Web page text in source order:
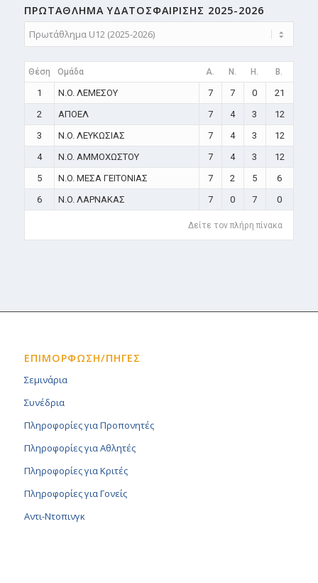
ΠΡΩΤΑΘΛΗMA ΥΔΑΤΟΣΦΑΙΡΙΣΗΣ 2025-2026
Θέση Ομάδα A. N. H. B.
1 N.O. ΛΕΜΕΣΟΥ 7 7 0
21
2
ΑΠΟΕΛ 7 4 3
12
3
N.O. ΛΕΥΚΩΣΙΑΣ 7 4 3
12
4
N.O. ΑΜΜΟΧΩΣΤΟΥ 7 4 3
12
5
N.O. ΜΕΣΑ ΓΕΙΤΟΝΙΑΣ 7 2 5
6
6
N.O. ΛΑΡΝΑΚΑΣ 7 0 7 0
Δείτε τον πλήρη πίνακα
ΕΠΙΜΟΡΦΩΣΗ/ΠΗΓΕΣ
Σεμινάρια
Συνέδρια
Πληροφορίες για Προπονητές
Πληροφορίες για Αθλητές
Πληροφορίες για Κριτές
Πληροφορίες για Γονείς
Αντι-Ντοπινγκ